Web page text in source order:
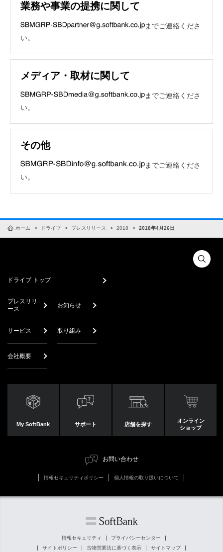
業務や事業の提携に関して
までご連絡くださ
い。
メディア・取材に関して
までご連絡くださ
い。
その他
までご連絡くださ
い。
ホーム ドライブ プレスリリース 2018 2018年4月26日
ドライブ トップ
プレスリリ
ース
お知らせ
サービス 取り組み
会社概要
My SoftBank サポート 店舗を探す
オンライン
ショップ
お問い合わせ
情報セキュリティポリシー 個人情報の取り扱いについて
情報セキュリティ
プライバシーセンター
サイトポリシー
古物営業法に基づく表示 サイトマップ